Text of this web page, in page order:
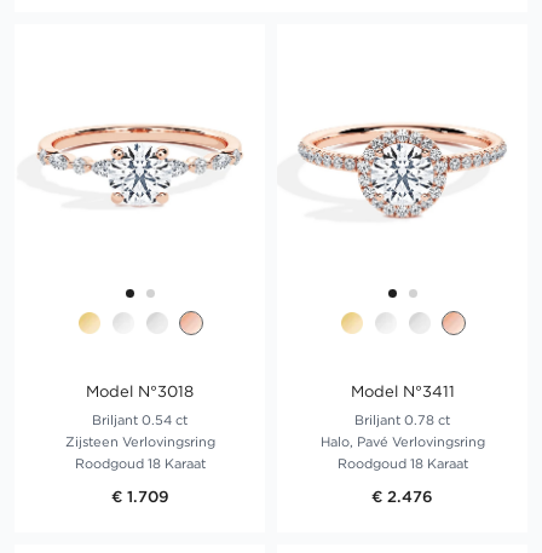
Model N°3018
Briljant 0.54 ct
Zijsteen Verlovingsring
Roodgoud 18 Karaat
€ 1.709
Model N°3411
Briljant 0.78 ct
Halo, Pavé Verlovingsring
Roodgoud 18 Karaat
€ 2.476